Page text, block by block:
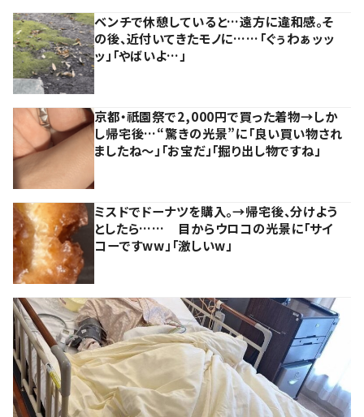
ベンチで休憩していると…遠方に違和感。そ
の後、近付いてきたモノに……「ぐぅわぁッッ
ッ」「やばいよ…」
京都・祇園祭で2,000円で買った着物→しか
し帰宅後…“驚きの光景”に「良い買い物され
ましたね～」「お宝だ」「掘り出し物ですね」
ミスドでドーナツを購入。→帰宅後、分けよう
としたら…… 目からウロコの光景に「サイ
コーですww」「激しいw」